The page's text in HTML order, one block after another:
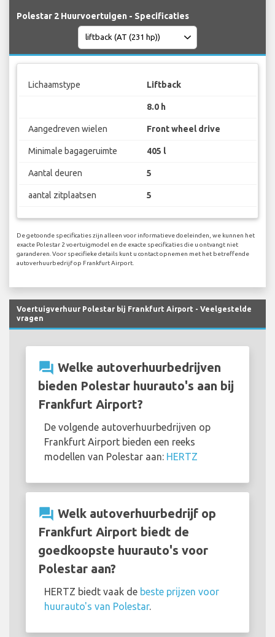
Polestar 2 Huurvoertuigen - Specificaties
Lichaamstype Liftback
8.0 h
Aangedreven wielen Front wheel drive
Minimale bagageruimte 405 l
Aantal deuren 5
aantal zitplaatsen 5
De getoonde specificaties zijn alleen voor informatieve doeleinden, we kunnen het
exacte Polestar 2 voertuigmodel en de exacte specificaties die u ontvangt niet
garanderen. Voor specifieke details kunt u contact opnemen met het betreffende
autoverhuurbedrijf op Frankfurt Airport.
Voertuigverhuur Polestar bij Frankfurt Airport - Veelgestelde
vragen
question_answer Welke autoverhuurbedrijven
bieden Polestar huurauto's aan bij
Frankfurt Airport?
De volgende autoverhuurbedrijven op
Frankfurt Airport bieden een reeks
modellen van Polestar aan: HERTZ
question_answer Welk autoverhuurbedrijf op
Frankfurt Airport biedt de
goedkoopste huurauto's voor
Polestar aan?
HERTZ biedt vaak de beste prijzen voor
huurauto's van Polestar.